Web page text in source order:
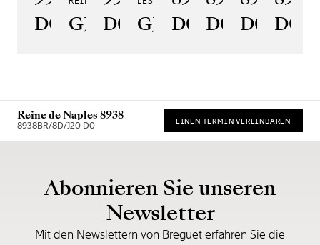
D0
GJ29BH89254DD5J4
D0
GJE25BH20.8985DB
D0
D0
D0
Reine de Naples 8938
8938BR/8D/J20 D0 EINEN TERMIN VEREINBAREN
Abonnieren Sie unseren
Newsletter
Mit den Newslettern von Breguet erfahren Sie die